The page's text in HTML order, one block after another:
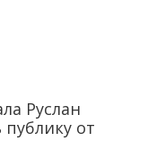
Руслан
от